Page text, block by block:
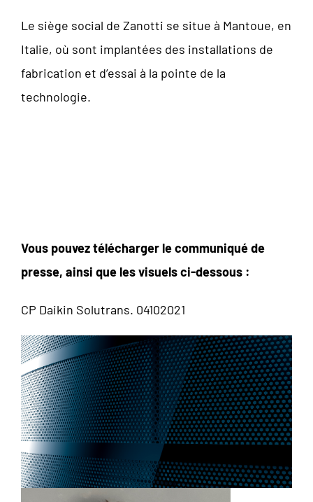
Le siège social de Zanotti se situe à Mantoue, en
Italie, où sont implantées des installations de
fabrication et d’essai à la pointe de la
technologie.
Vous pouvez télécharger le communiqué de
presse, ainsi que les visuels ci-dessous :
CP Daikin Solutrans. 04102021